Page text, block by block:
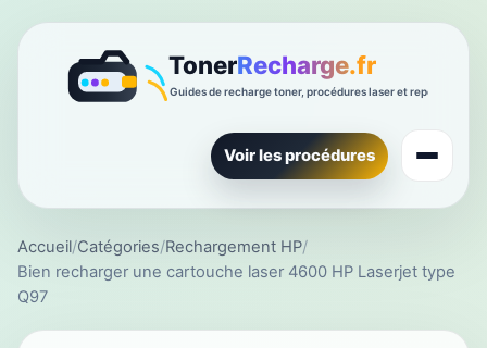
Voir les procédures
Accueil/Catégories/Rechargement HP/
Bien recharger une cartouche laser 4600 HP Laserjet type
Q97